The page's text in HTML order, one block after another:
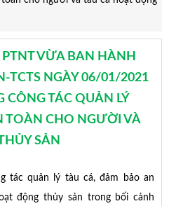
VỪA BAN HÀNH
TCTS NGÀY 06/01/2021
CÔNG TÁC QUẢN LÝ
TOÀN CHO NGƯỜI VÀ
SẢN
tác quản lý tàu cá, đảm bảo an
động thủy sản trong bối cảnh